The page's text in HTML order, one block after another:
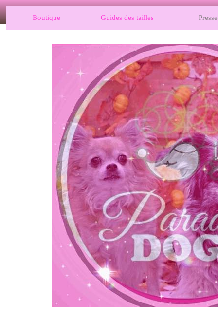
Boutique Guides des tailles Presse